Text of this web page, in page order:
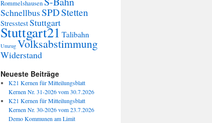
Rommelshausen
SchnellbusSPDStetten
StresstestStuttgart
Stuttgart21 Talibahn
Umzug Volksabstimmung
Widerstand
Neueste Beiträge
K21 Kernen für Mitteilungsblatt
Kernen Nr. 31-2026 vom 30.7.2026
K21 Kernen für Mitteilungsblatt
Kernen Nr. 30-2026 vom 23.7.2026
Demo Kommunen am Limit